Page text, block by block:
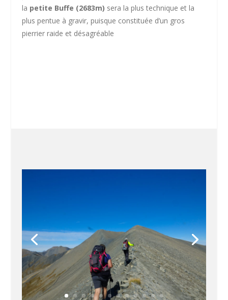
la petite Buffe (2683m) sera la plus technique et la
plus pentue à gravir, puisque constituée d’un gros
pierrier raide et désagréable